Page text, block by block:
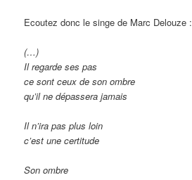
Ecoutez donc le singe de Marc Delouze :
(…)
Il regarde ses pas
ce sont ceux de son ombre
qu’il ne dépassera jamais
Il n’ira pas plus loin
c’est une certitude
Son ombre